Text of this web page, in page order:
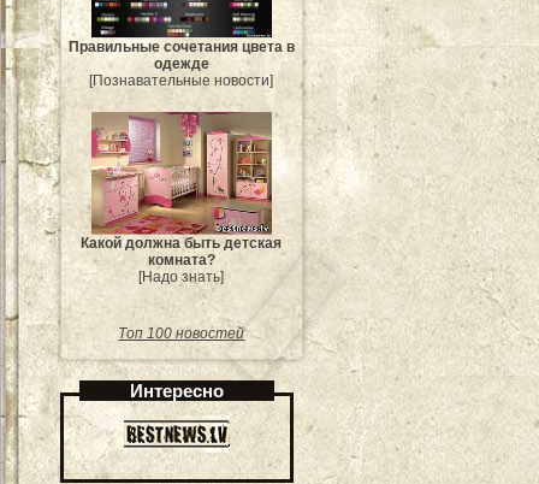
Правильные сочетания цвета в
одежде
[Познавательные новости]
Какой должна быть детская
комната?
[Надо знать]
Топ 100 новостей
Интересно